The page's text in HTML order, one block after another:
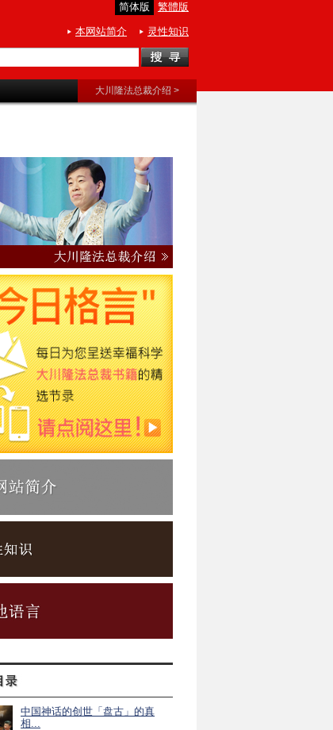
简体版 繁體版
本网站简介 灵性知识
大川隆法总裁介绍 >
中国神话的创世「盘古」的真
相...